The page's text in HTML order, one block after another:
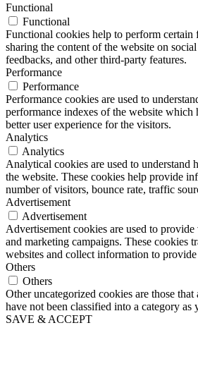
Functional
Functional
Functional cookies help to perform
sharing the content of the website on
feedbacks, and other third-party features.
Performance
Performance
Performance cookies are used to
performance indexes of the website which
better user experience for the visitors.
Analytics
Analytics
Analytical cookies are used to understand
the website. These cookies help provide
number of visitors, bounce rate, traffic
Advertisement
Advertisement
Advertisement cookies are used to
and marketing campaigns. These cookies
websites and collect information to provide
Others
Others
Other uncategorized cookies are those that
have not been classified into a category as
SAVE & ACCEPT